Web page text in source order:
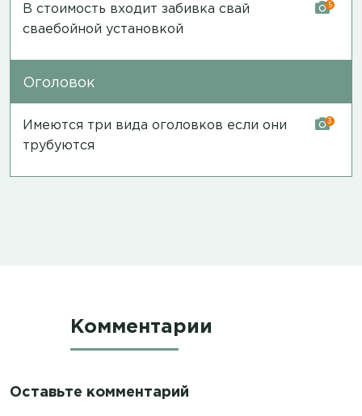
В стоимость входит забивка свай
сваебойной установкой
5
Оголовок
Имеются три вида оголовков если они
трубуются
3
Комментарии
Оставьте комментарий